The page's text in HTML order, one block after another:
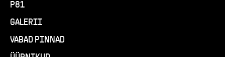
P81
GALERII
VABAD PINNAD